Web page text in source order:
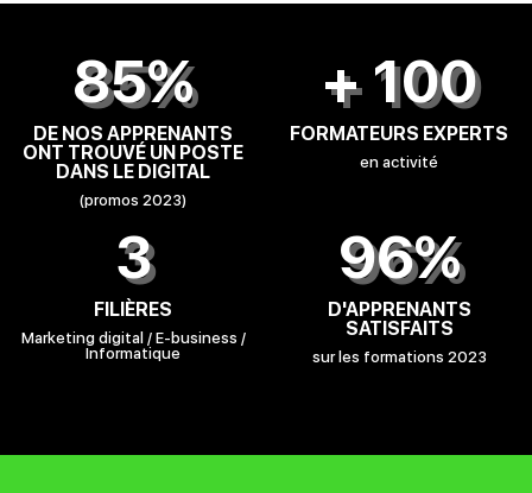
85%
DE NOS APPRENANTS
ONT TROUVÉ UN POSTE
DANS LE DIGITAL
(promos 2023)
+ 100
FORMATEURS EXPERTS
en activité
3
FILIÈRES
Marketing digital / E-business /
Informatique
96%
D'APPRENANTS
SATISFAITS
sur les formations 2023